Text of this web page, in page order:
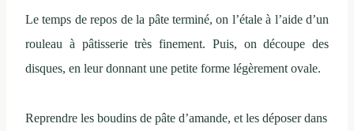
Le temps de repos de la pâte terminé, on l’étale à l’aide d’un
rouleau à pâtisserie très finement. Puis, on découpe des
disques, en leur donnant une petite forme légèrement ovale.
Reprendre les boudins de pâte d’amande, et les déposer dans